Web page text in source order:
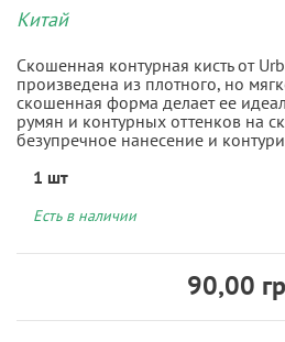
Китай
Скошенная контурная кисть от
произведена из плотного, но
скошенная форма делает ее
румян и контурных оттенков на
безупречное нанесение и
1 шт
Есть в наличии
90,00